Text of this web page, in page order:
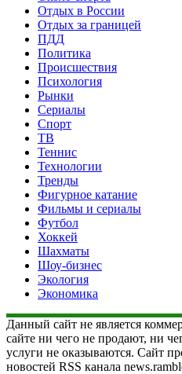
Отдых в России
Отдых за границей
ПДД
Политика
Происшествия
Психология
Рынки
Сериалы
Спорт
ТВ
Теннис
Технологии
Тренды
Фигурное катание
Фильмы и сериалы
Футбол
Хоккей
Шахматы
Шоу-бизнес
Экология
Экономика
Данный сайт не является
сайте ни чего не продают, ни
услуги не оказываются. Сайт
новостей RSS канала